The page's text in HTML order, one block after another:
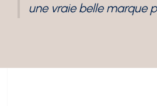
une vraie belle marque